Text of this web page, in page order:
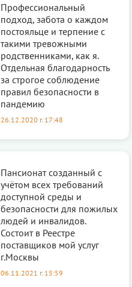
Профессиональный
подход, забота о каждом
постояльце и терпение с
такими тревожными
родственниками, как я.
Отдельная благодарность
за строгое соблюдение
правил безопасности в
пандемию
26.12.2020 г. 17:48
Пансионат созданный с
учётом всех требований
доступной среды и
безопасности для пожилых
людей и инвалидов.
Состоит в Реестре
поставщиков мой услуг
г.Москвы
06.11.2021 г. 15:59